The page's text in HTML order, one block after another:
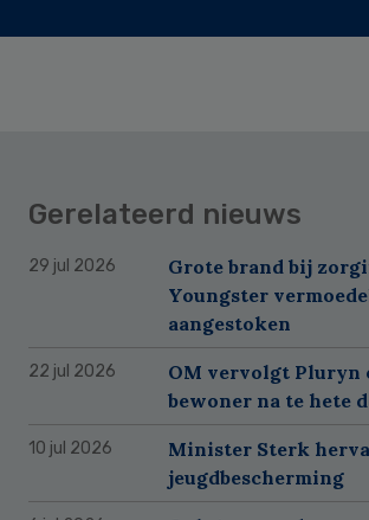
Gerelateerd nieuws
29 jul 2026
Grote brand bij
Youngster
aangestoken
22 jul 2026
OM vervolgt Pluryn
bewoner na te hete
10 jul 2026
Minister Sterk
jeugdbescherming